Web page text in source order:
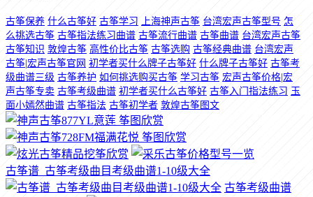
古筝保养 什么古筝好 古筝学习 上海神声古筝 台湾宏声古筝型号 怎
么挑选古筝 古筝指法练习曲谱 古筝流行曲谱 古筝曲谱 台湾宏声古筝
古筝知识 敦煌古筝 高性价比古筝 古筝选购 古筝经典曲谱 台湾宏声
古筝|宏声古筝官网 初学者买什么牌子古筝好 什么牌子古筝好 古筝考
级曲谱三级 古筝养护 如何挑选购买古筝 学习古筝 宏声古筝价格|宏
声古筝专卖 古筝考级曲谱 初学者买什么古筝好 古筝入门指法练习 玉
面小嫣然曲谱 古筝指法 古筝初学者 敦煌古筝图文
古筝谱_古筝考级曲目考级曲谱1-10级大全
古筝考级曲谱